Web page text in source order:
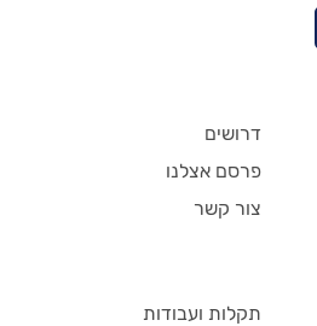
דרושים
פרסם אצלנו
צור קשר
תקלות ועבודות